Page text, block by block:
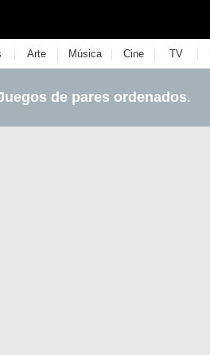
| Arte | Música | Cine | TV |
de pares ordenados.